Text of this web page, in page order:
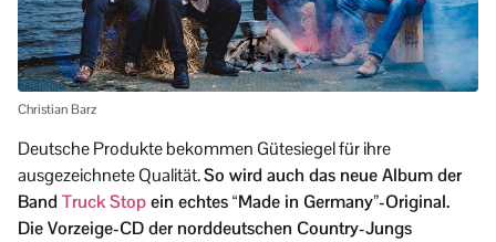
Christian Barz
Deutsche Produkte bekommen Gütesiegel für ihre
ausgezeichnete Qualität.So wird auch das neue Album der
Band Truck Stopein echtes “Made in Germany”-Original.
Die Vorzeige-CD der norddeutschen Country-Jungs